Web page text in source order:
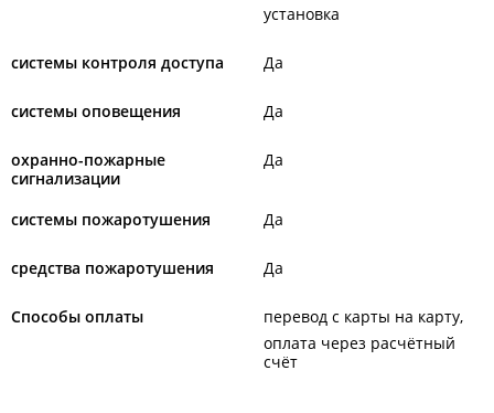
установка
системы контроля доступа Да
системы оповещения Да
охранно-пожарные
сигнализации
Да
системы пожаротушения Да
средства пожаротушения Да
Способы оплаты
перевод с карты на карту
оплата через расчётный
счёт